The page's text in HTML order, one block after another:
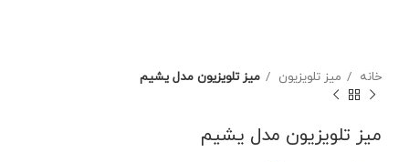
خانه میز تلویزیون میز تلویزیون مدل یشیم
میز تلویزیون مدل یشیم